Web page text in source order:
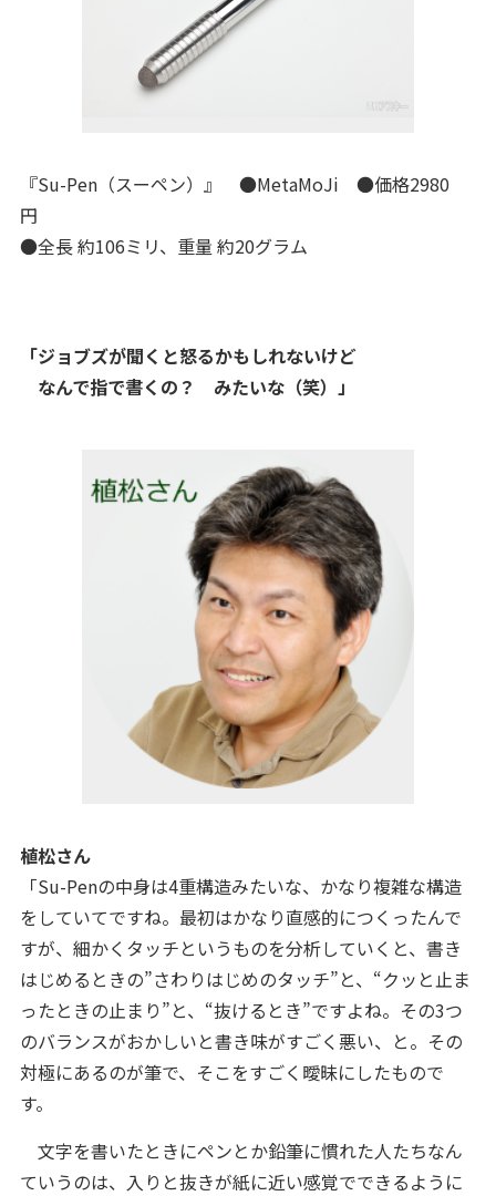
『Su-Pen（スーペン）』 ●MetaMoJi ●価格2980
円
●全長 約106ミリ、重量 約20グラム
「ジョブズが聞くと怒るかもしれないけど
なんで指で書くの？ みたいな（笑） 」
植松さん
「Su-Penの中身は4重構造みたいな、かなり複雑な構造
をしていてですね。最初はかなり直感的につくったんで
すが、細かくタッチというものを分析していくと、書き
はじめるときの”さわりはじめのタッチ”と、“クッと止ま
ったときの止まり”と、“抜けるとき”ですよね。その3つ
のバランスがおかしいと書き味がすごく悪い、と。その
対極にあるのが筆で、そこをすごく曖昧にしたもので
す。
文字を書いたときにペンとか鉛筆に慣れた人たちなん
ていうのは、入りと抜きが紙に近い感覚でできるように